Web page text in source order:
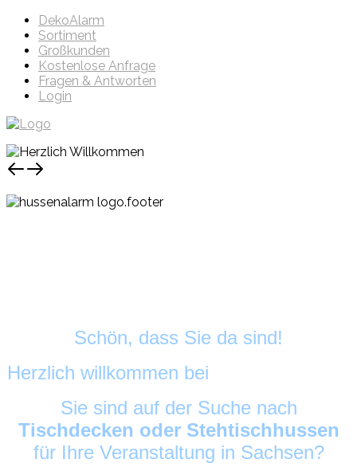
DekoAlarm
Sortiment
Großkunden
Kostenlose Anfrage
Fragen & Antworten
Login
Schön, dass Sie da sind!
Herzlich willkommen bei
Sie sind auf der Suche nach
Tischdecken oder Stehtischhussen
für Ihre Veranstaltung in Sachsen?